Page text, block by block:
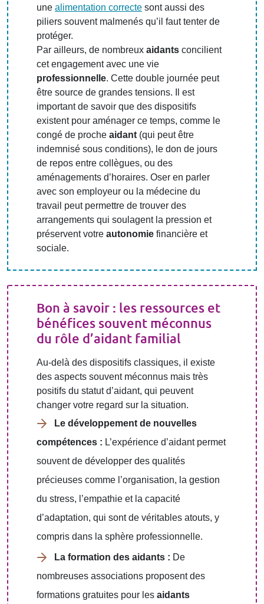
une alimentation correcte sont aussi des
piliers souvent malmenés qu’il faut tenter de
protéger.
Par ailleurs, de nombreux aidants concilient
cet engagement avec une vie
professionnelle. Cette double journée peut
être source de grandes tensions. Il est
important de savoir que des dispositifs
existent pour aménager ce temps, comme le
congé de proche aidant (qui peut être
indemnisé sous conditions), le don de jours
de repos entre collègues, ou des
aménagements d’horaires. Oser en parler
avec son employeur ou la médecine du
travail peut permettre de trouver des
arrangements qui soulagent la pression et
préservent votre autonomie financière et
sociale.
Bon à savoir : les ressources et
bénéfices souvent méconnus
du rôle d’aidant familial
Au-delà des dispositifs classiques, il existe
des aspects souvent méconnus mais très
positifs du statut d’aidant, qui peuvent
changer votre regard sur la situation.
Le développement de nouvelles
compétences : L’expérience d’aidant permet
souvent de développer des qualités
précieuses comme l’organisation, la gestion
du stress, l’empathie et la capacité
d’adaptation, qui sont de véritables atouts, y
compris dans la sphère professionnelle.
La formation des aidants : De
nombreuses associations proposent des
formations gratuites pour les aidants